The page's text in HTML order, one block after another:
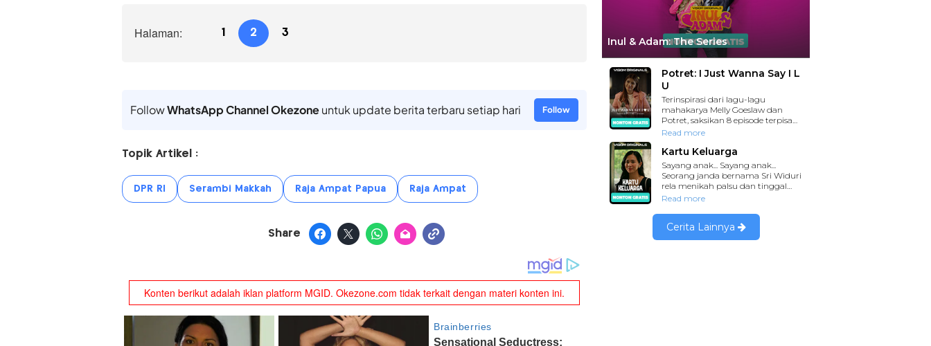
Halaman: 1 2 3
FollowWhatsApp Channel Okezoneuntuk update berita terbaru setiap hari Follow
Topik Artikel :
DPR RI Serambi Makkah Raja Ampat Papua Raja Ampat
Share